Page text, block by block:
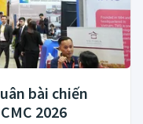
bài chiến
2026